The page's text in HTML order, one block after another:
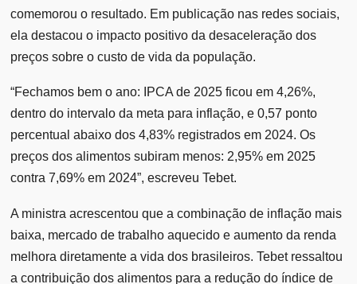
comemorou o resultado. Em publicação nas redes sociais,
ela destacou o impacto positivo da desaceleração dos
preços sobre o custo de vida da população.
“Fechamos bem o ano: IPCA de 2025 ficou em 4,26%,
dentro do intervalo da meta para inflação, e 0,57 ponto
percentual abaixo dos 4,83% registrados em 2024. Os
preços dos alimentos subiram menos: 2,95% em 2025
contra 7,69% em 2024”, escreveu Tebet.
A ministra acrescentou que a combinação de inflação mais
baixa, mercado de trabalho aquecido e aumento da renda
melhora diretamente a vida dos brasileiros. Tebet ressaltou
a contribuição dos alimentos para a redução do índice de